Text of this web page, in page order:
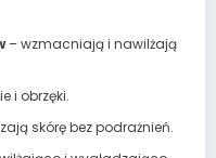
– wzmacniają i nawilżają
i obrzęki.
skórę bez podrażnień.